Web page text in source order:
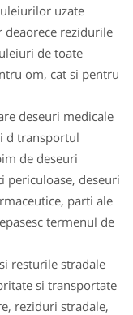
uzate
deaorece rezidurile
de toate
om, cat si pentru
deseuri medicale
d transportul
de deseuri
periculoase, deseuri
parti ale
termenul de
resturile stradale
si transportate
reziduri stradale,